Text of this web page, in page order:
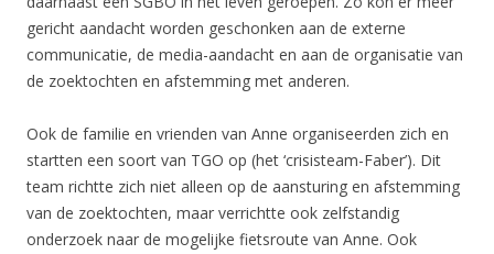
gericht aandacht worden geschonken aan de externe
communicatie, de media-aandacht en aan de organisatie van
de zoektochten en afstemming met anderen.
Ook de familie en vrienden van Anne organiseerden zich en
startten een soort van TGO op (het ‘crisisteam-Faber’). Dit
team richtte zich niet alleen op de aansturing en afstemming
van de zoektochten, maar verrichtte ook zelfstandig
onderzoek naar de mogelijke fietsroute van Anne. Ook